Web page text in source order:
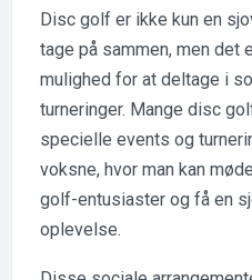
Disc golf er ikke kun en
tage på sammen, men det
mulighed for at deltage i
turneringer. Mange disc
specielle events og
voksne, hvor man kan
golf-entusiaster og få en
oplevelse.